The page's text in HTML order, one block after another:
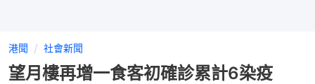
港聞 社會新聞
望月樓再增一食客初確診累計6染疫